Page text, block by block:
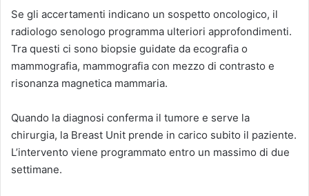
Se gli accertamenti indicano un sospetto oncologico, il
radiologo senologo programma ulteriori approfondimenti.
Tra questi ci sono biopsie guidate da ecografia o
mammografia, mammografia con mezzo di contrasto e
risonanza magnetica mammaria.
Quando la diagnosi conferma il tumore e serve la
chirurgia, la Breast Unit prende in carico subito il paziente.
L’intervento viene programmato entro un massimo di due
settimane.